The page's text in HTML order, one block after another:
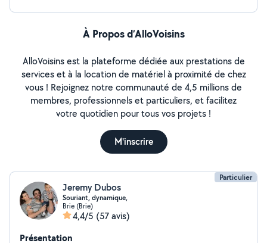
À Propos d’AlloVoisins
AlloVoisins est la plateforme dédiée aux prestations de
services et à la location de matériel à proximité de chez
vous ! Rejoignez notre communauté de 4,5 millions de
membres, professionnels et particuliers, et facilitez
votre quotidien pour tous vos projets !
M'inscrire
Particulier
Jeremy Dubos
Souriant, dynamique,
Brie (Brie)
4,4/5 (57 avis)
Présentation